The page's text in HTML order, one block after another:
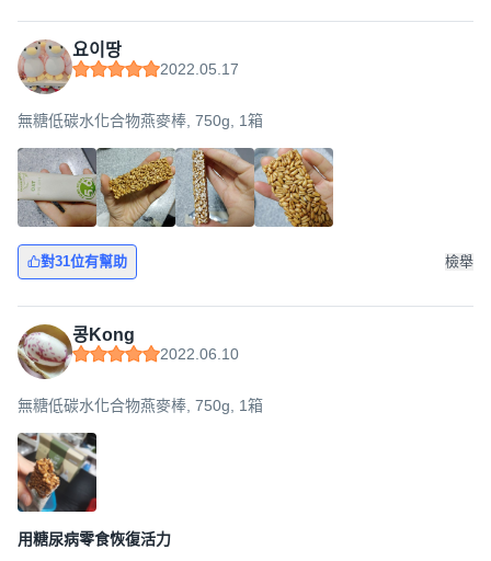
요이땅
2022.05.17
無糖低碳水化合物燕麥棒, 750g, 1箱
對31位有幫助 檢舉
콩Kong
2022.06.10
無糖低碳水化合物燕麥棒, 750g, 1箱
用糖尿病零食恢復活力